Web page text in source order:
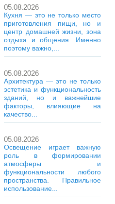
05.08.2026
Кухня — это не только место
приготовления пищи, но и
центр домашней жизни, зона
отдыха и общения. Именно
поэтому важно,...
05.08.2026
Архитектура — это не только
эстетика и функциональность
зданий, но и важнейшие
факторы, влияющие на
качество...
05.08.2026
Освещение играет важную
роль в формировании
атмосферы и
функциональности любого
пространства. Правильное
использование...